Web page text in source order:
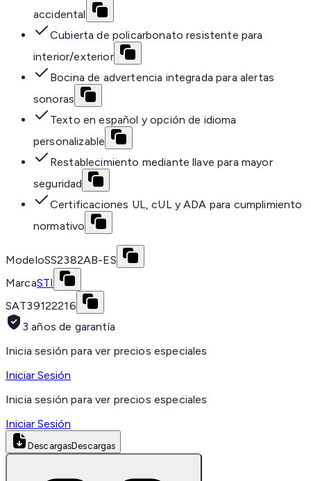
accidental
Cubierta de policarbonato resistente para
interior/exterior
Bocina de advertencia integrada para alertas
sonoras
Texto en español y opción de idioma
personalizable
Restablecimiento mediante llave para mayor
seguridad
Certificaciones UL, cUL y ADA para cumplimiento
normativo
ModeloSS2382AB-ES
MarcaSTI
SAT39122216
3 años de garantía
Inicia sesión para ver precios especiales
Iniciar Sesión
Inicia sesión para ver precios especiales
Iniciar Sesión
DescargasDescargas